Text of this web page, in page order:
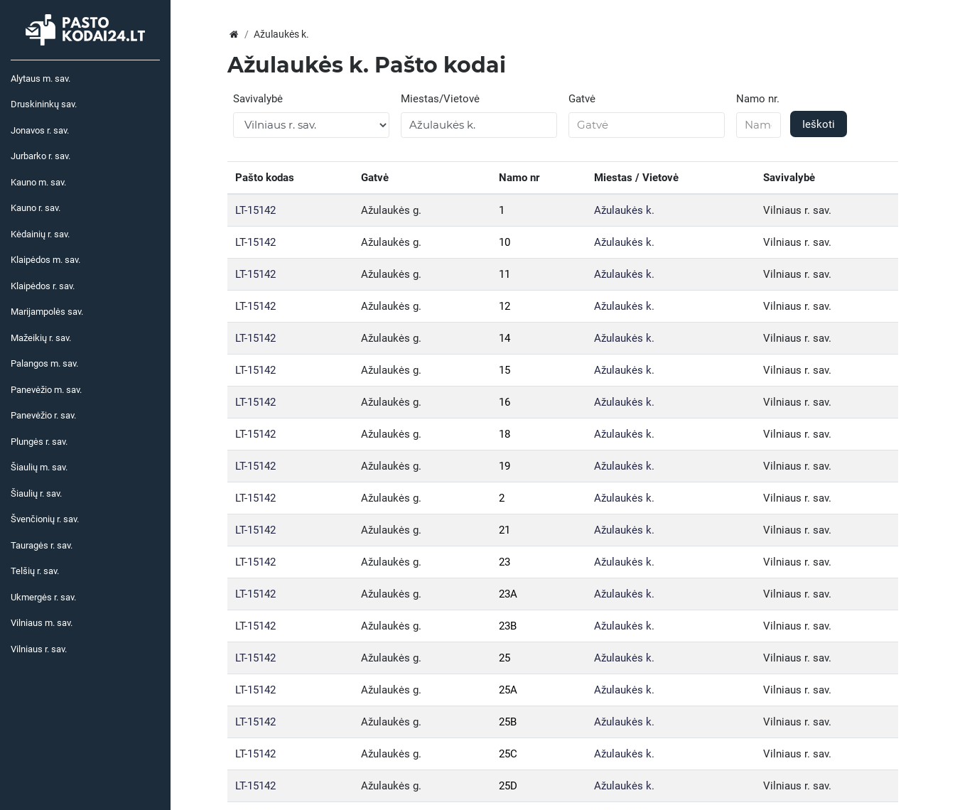
Alytaus m. sav.
Druskininkų sav.
Jonavos r. sav.
Jurbarko r. sav.
Kauno m. sav.
Kauno r. sav.
Kėdainių r. sav.
Klaipėdos m. sav.
Klaipėdos r. sav.
Marijampolės sav.
Mažeikių r. sav.
Palangos m. sav.
Panevėžio m. sav.
Panevėžio r. sav.
Plungės r. sav.
Šiaulių m. sav.
Šiaulių r. sav.
Švenčionių r. sav.
Tauragės r. sav.
Telšių r. sav.
Ukmergės r. sav.
Vilniaus m. sav.
Vilniaus r. sav.
Ažulaukės k.
Ažulaukės k. Pašto kodai
Savivalybė Miestas/Vietovė Gatvė
Namo nr.
Ieškoti
Pašto kodas Gatvė Namo nr Miestas / Vietovė Savivalybė
LT-15142 Ažulaukės g. 1 Ažulaukės k. Vilniaus r. sav.
LT-15142 Ažulaukės g. 10 Ažulaukės k. Vilniaus r. sav.
LT-15142 Ažulaukės g. 11 Ažulaukės k. Vilniaus r. sav.
LT-15142 Ažulaukės g. 12 Ažulaukės k. Vilniaus r. sav.
LT-15142 Ažulaukės g. 14 Ažulaukės k. Vilniaus r. sav.
LT-15142 Ažulaukės g. 15 Ažulaukės k. Vilniaus r. sav.
LT-15142 Ažulaukės g. 16 Ažulaukės k. Vilniaus r. sav.
LT-15142 Ažulaukės g. 18 Ažulaukės k. Vilniaus r. sav.
LT-15142 Ažulaukės g. 19 Ažulaukės k. Vilniaus r. sav.
LT-15142 Ažulaukės g. 2 Ažulaukės k. Vilniaus r. sav.
LT-15142 Ažulaukės g. 21 Ažulaukės k. Vilniaus r. sav.
LT-15142 Ažulaukės g. 23 Ažulaukės k. Vilniaus r. sav.
LT-15142 Ažulaukės g. 23A Ažulaukės k. Vilniaus r. sav.
LT-15142 Ažulaukės g. 23B Ažulaukės k. Vilniaus r. sav.
LT-15142 Ažulaukės g. 25 Ažulaukės k. Vilniaus r. sav.
LT-15142 Ažulaukės g. 25A Ažulaukės k. Vilniaus r. sav.
LT-15142 Ažulaukės g. 25B Ažulaukės k. Vilniaus r. sav.
LT-15142 Ažulaukės g. 25C Ažulaukės k. Vilniaus r. sav.
LT-15142 Ažulaukės g. 25D Ažulaukės k. Vilniaus r. sav.